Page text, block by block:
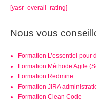
[yasr_overall_rating]
Nous vous
Formation L’essentiel
Formation Méthode Agile
Formation Redmine
Formation JIRA
Formation Clean Code